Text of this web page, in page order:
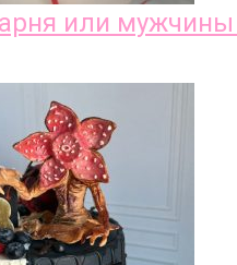
или